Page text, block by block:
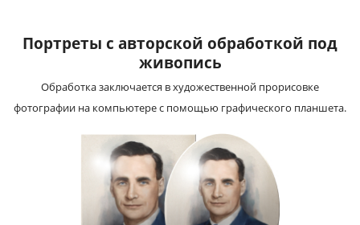
Портреты с авторской обработкой под
живопись
Обработка заключается в художественной прорисовке
фотографии на компьютере с помощью графического планшета.